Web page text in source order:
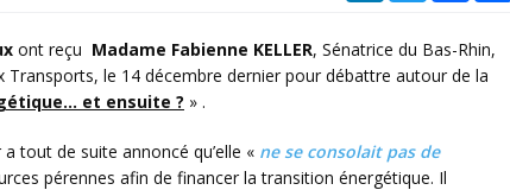
ont reçu Madame Fabienne KELLER, Sénatrice du Bas-Rhin,
Transports, le 14 décembre dernier pour débattre autour de la
et ensuite ? » .
tout de suite annoncé qu’elle « ne se consolait pas de
pérennes afin de financer la transition énergétique. Il